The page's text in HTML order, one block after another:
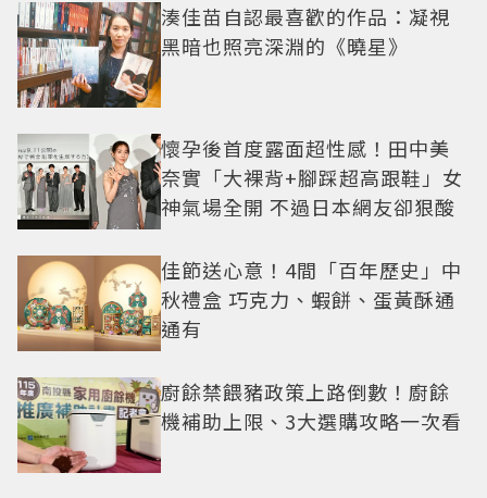
湊佳苗自認最喜歡的作品：凝視
黑暗也照亮深淵的《曉星》
懷孕後首度露面超性感！田中美
奈實「大裸背+腳踩超高跟鞋」女
神氣場全開 不過日本網友卻狠酸
佳節送心意！4間「百年歷史」中
秋禮盒 巧克力、蝦餅、蛋黃酥通
通有
廚餘禁餵豬政策上路倒數！廚餘
機補助上限、3大選購攻略一次看